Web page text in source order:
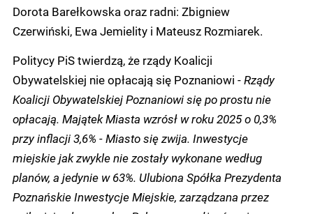
Dorota Barełkowska oraz radni: Zbigniew
Czerwiński, Ewa Jemielity i Mateusz Rozmiarek.
Politycy PiS twierdzą, że rządy Koalicji
Obywatelskiej nie opłacają się Poznaniowi -Rządy
Koalicji Obywatelskiej Poznaniowi się po prostu nie
opłacają. Majątek Miasta wzrósł w roku 2025 o 0,3%
przy inflacji 3,6% - Miasto się zwija. Inwestycje
miejskie jak zwykle nie zostały wykonane według
planów, a jedynie w 63%. Ulubiona Spółka Prezydenta
Poznańskie Inwestycje Miejskie, zarządzana przez